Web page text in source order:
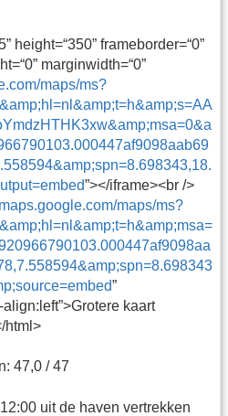
height=“350” frameborder=“0”
marginwidth=“0”
maps/ms?
”></iframe><br />
maps/ms?
”
kaart
html>
47,0 / 47
uit de haven vertrekken